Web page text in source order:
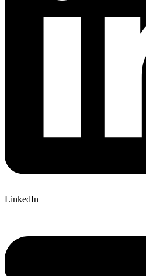
LinkedIn